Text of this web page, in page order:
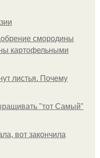
смородины
картофельными
листья. Почему
"тот Самый"
вот закончила